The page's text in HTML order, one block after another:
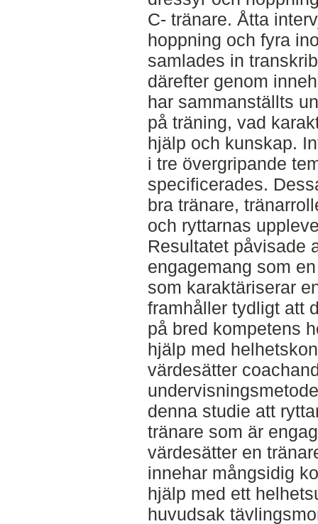
C- tränare. Åtta
hoppning och fyra
samlades in
därefter genom
har sammanställts
på träning, vad
hjälp och kunskap.
i tre övergripande
specificerades.
bra tränare,
och ryttarnas
Resultatet påvisade
engagemang som
som karaktäriserar
framhåller tydligt att
på bred kompetens
hjälp med
värdesätter
denna studie att
tränare som är
värdesätter en
innehar mångsidig
hjälp med ett
huvudsak